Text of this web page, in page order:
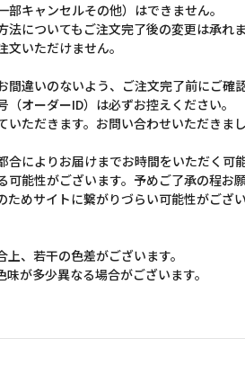
キャンセルその他）はできません。
についてもご注文完了後の変更は承れま
いただけません。
違いのないよう、ご注文完了前にご確認
オーダーID）は必ずお控えください。
ただきます。お問い合わせいただきま
によりお届けまでお時間をいただく可能
能性がございます。予めご了承の程お願
めサイトに繋がりづらい可能性がござい
、若干の色差がございます。
が多少異なる場合がございます。